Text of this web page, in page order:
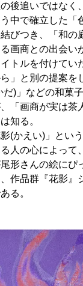
後追いではなく
中で確立した「
びつき、「和の
画商との出会い
トルを付けてい
」と別の提案を
だ)」などの和菓
「画商が実は茶
知る。
(かえい)」とい
る人の心によって
形さんの絵にぴ
作品群『花影』
る。